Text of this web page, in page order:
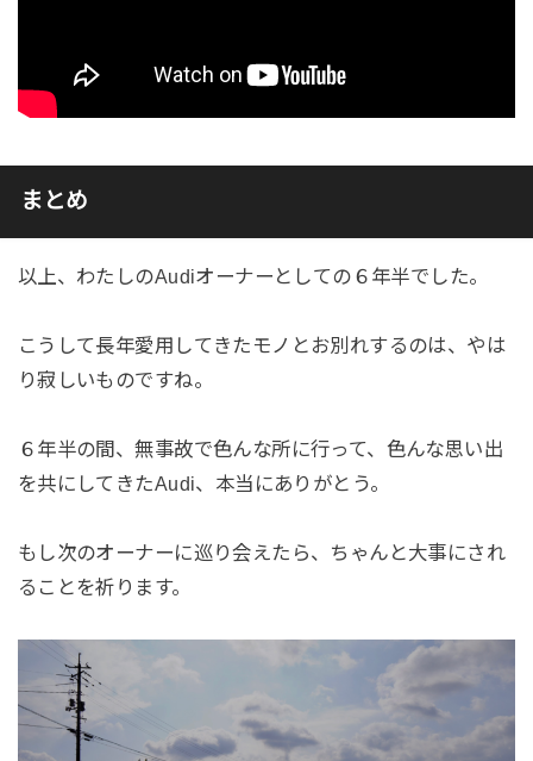
まとめ
以上、わたしのAudiオーナーとしての６年半でした。
こうして長年愛用してきたモノとお別れするのは、やは
り寂しいものですね。
６年半の間、無事故で色んな所に行って、色んな思い出
を共にしてきたAudi、本当にありがとう。
もし次のオーナーに巡り会えたら、ちゃんと大事にされ
ることを祈ります。